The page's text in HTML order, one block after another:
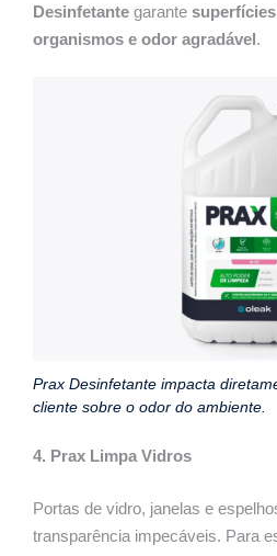
Desinfetante garante
organismos e odor agradável.
Prax Desinfetante impacta
cliente sobre o odor do ambiente.
4. Prax Limpa Vidros
Portas de vidro, janelas e
transparência impecáveis. Para